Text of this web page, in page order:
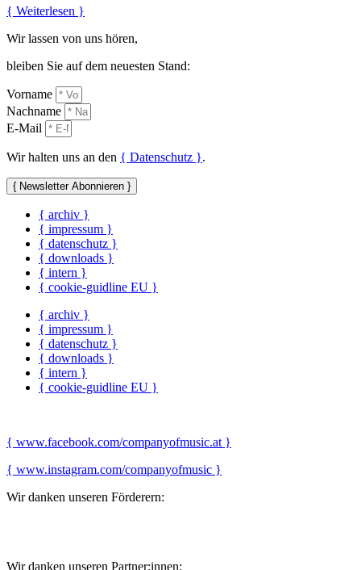
{ Weiterlesen }
Wir lassen von uns hören,
bleiben Sie auf dem neuesten Stand:
Vorname
Nachname
E-Mail
Wir halten uns an den { Datenschutz }.
{ Newsletter Abonnieren }
{ archiv }
{ impressum }
{ datenschutz }
{ downloads }
{ intern }
{ cookie-guidline EU }
{ archiv }
{ impressum }
{ datenschutz }
{ downloads }
{ intern }
{ cookie-guidline EU }
{ www.facebook.com/companyofmusic.at }
{ www.instagram.com/companyofmusic }
Wir danken unseren Förderern:
Wir danken unseren Partner:innen: